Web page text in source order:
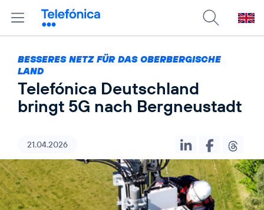
BESSERES NETZ FÜR DAS OBERBERGISCHE
LAND
Telefónica Deutschland
bringt 5G nach Bergneustadt
21.04.2026